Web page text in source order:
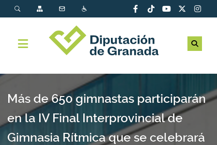
Más de 650 gimnastas participarán
en la IV Final Interprovincial de
Gimnasia Rítmica que se celebrará